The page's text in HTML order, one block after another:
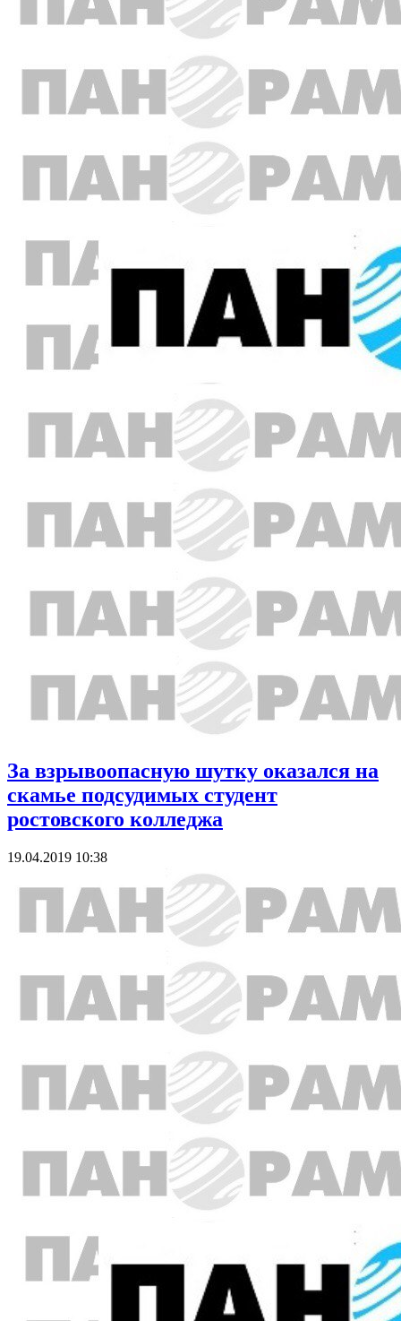
За взрывоопасную шутку оказался на
скамье подсудимых студент
ростовского колледжа
19.04.2019 10:38